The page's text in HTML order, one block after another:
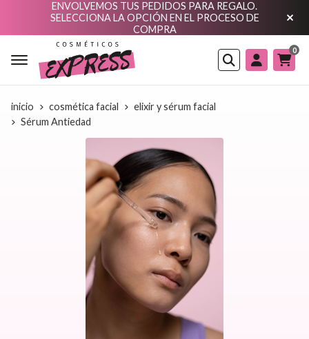
ENVOLVEMOS TUS PEDIDOS PARA REGALO.
SELECCIONA LA OPCIÓN EN EL PROCESO DE
COMPRA
Buscar
0
inicio cosmética facial
elixir y sérum facial
Sérum Antiedad